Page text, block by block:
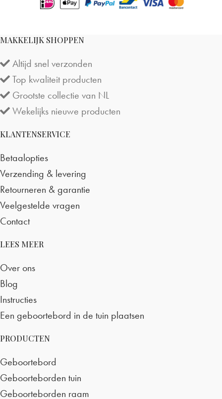
MAKKELIJK SHOPPEN
Altijd snel verzonden
Top kwaliteit producten
Grootste collectie van NL
Wekelijks nieuwe producten
KLANTENSERVICE
Betaalopties
Verzending & levering
Retourneren & garantie
Veelgestelde vragen
Contact
LEES MEER
Over ons
Blog
Instructies
Een geboortebord in de tuin plaatsen
PRODUCTEN
Geboortebord
Geboorteborden tuin
Geboorteborden raam